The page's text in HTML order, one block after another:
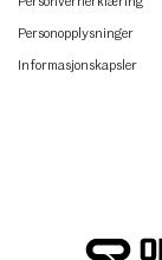
Personopplysninger
Informasjonskapsler